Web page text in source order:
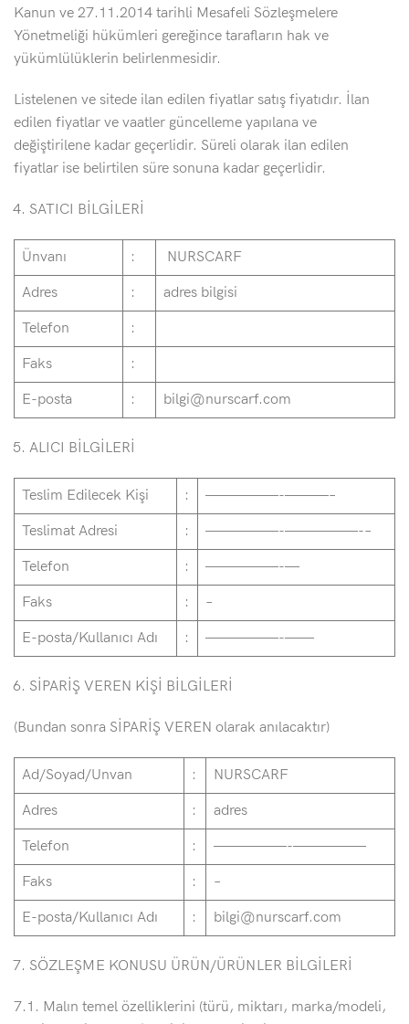
Kanun ve 27.11.2014 tarihli Mesafeli Sözleşmelere
Yönetmeliği hükümleri gereğince tarafların hak ve
yükümlülüklerin belirlenmesidir.
Listelenen ve sitede ilan edilen fiyatlar satış fiyatıdır. İlan
edilen fiyatlar ve vaatler güncelleme yapılana ve
değiştirilene kadar geçerlidir. Süreli olarak ilan edilen
fiyatlar ise belirtilen süre sonuna kadar geçerlidir.
SATICI BİLGİLERİ
Ünvanı : NURSCARF
Adres : adres bilgisi
Telefon :
Faks :
E-posta : bilgi@nurscarf.com
ALICI BİLGİLERİ
Teslim Edilecek Kişi : —————-———–
Teslimat Adresi : —————-—————-–
Telefon : —————-—
Faks : –
E-posta/Kullanıcı Adı : —————-——
SİPARİŞ VEREN KİŞİ BİLGİLERİ
(Bundan sonra SİPARİŞ VEREN olarak anılacaktır)
Ad/Soyad/Unvan : NURSCARF
Adres : adres
Telefon : —————-—————
Faks : –
E-posta/Kullanıcı Adı : bilgi@nurscarf.com
SÖZLEŞME KONUSU ÜRÜN/ÜRÜNLER BİLGİLERİ
7.1. Malın temel özelliklerini (türü, miktarı, marka/modeli,